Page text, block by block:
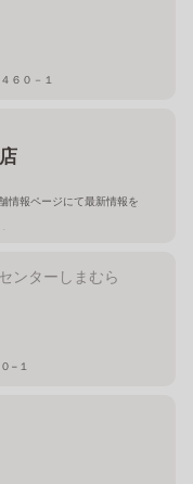
６０－１
情報ページにて最新情報を
ンターしまむら
−１